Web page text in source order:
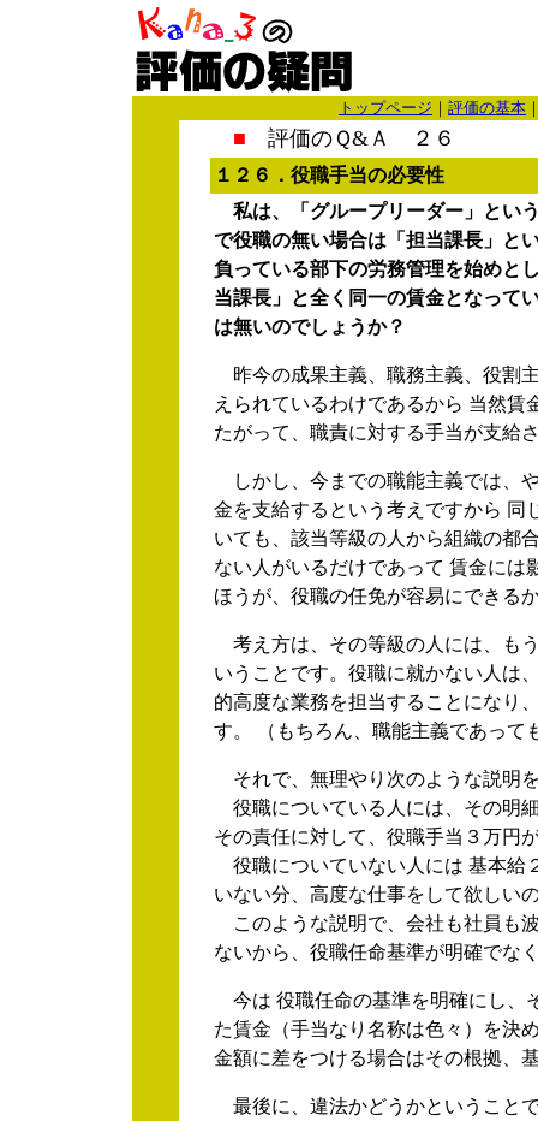
トップページ ｜ 評価の基本
■ 評価のＱ&Ａ ２６
１２６．役職手当の必要性
私は、「グループリーダー」とい
で役職の無い場合は「担当課長」と
負っている部下の労務管理を始めと
当課長」と全く同一の賃金となって
は無いのでしょうか？
昨今の成果主義、職務主義、役割
えられているわけであるから 当然
たがって、職責に対する手当が支給
しかし、今までの職能主義では、
金を支給するという考えですから 同
いても、該当等級の人から組織の都
ない人がいるだけであって 賃金には
ほうが、役職の任免が容易にできる
考え方は、その等級の人には、も
いうことです。役職に就かない人は
的高度な業務を担当することになり
す。 （もちろん、職能主義であって
それで、無理やり次のような説明
役職についている人には、その明
その責任に対して、役職手当３万円
役職についていない人には 基本給
いない分、高度な仕事をして欲しい
このような説明で、会社も社員も
ないから、役職任命基準が明確でな
今は 役職任命の基準を明確にし、
た賃金（手当なり名称は色々）を決
金額に差をつける場合はその根拠、
最後に、違法かどうかということ